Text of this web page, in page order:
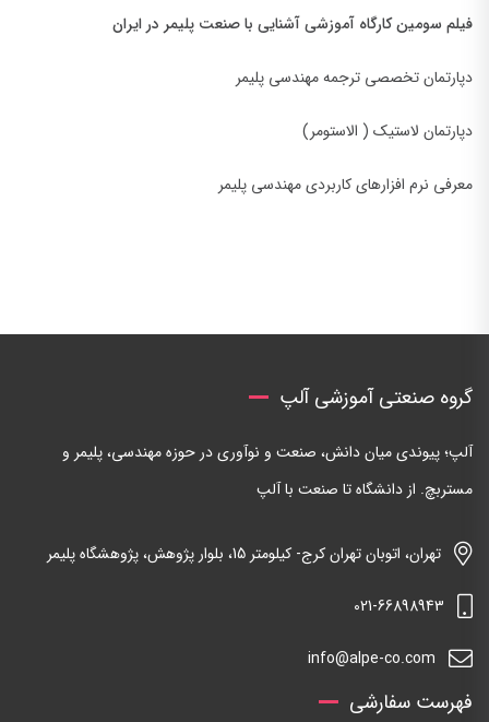
فیلم سومین کارگاه آموزشی آشنایی با صنعت پلیمر در ایران
دپارتمان تخصصی ترجمه مهندسی پلیمر
دپارتمان لاستیک ( الاستومر)
معرفی نرم افزارهای کاربردی مهندسی پلیمر
گروه صنعتی آموزشی آلپ
آلپ؛ پیوندی میان دانش، صنعت و نوآوری در حوزه مهندسی، پلیمر و
مستربچ. از دانشگاه تا صنعت با آلپ
تهران، اتوبان تهران کرج- کیلومتر 15، بلوار پژوهش، پژوهشگاه پلیمر
021-66898943
info@alpe-co.com
فهرست سفارشی